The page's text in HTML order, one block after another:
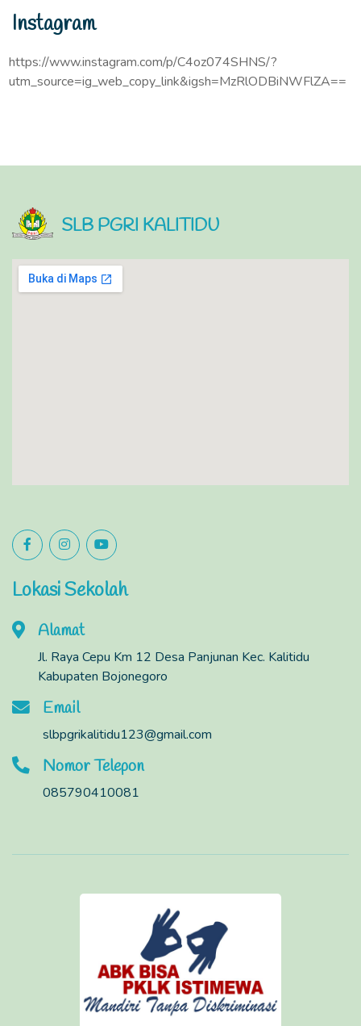
Instagram
https://www.instagram.com/p/C4oz074SHNS/?
utm_source=ig_web_copy_link&igsh=MzRlODBiNWFlZA==
SLB PGRI KALITIDU
Lokasi Sekolah
Alamat
Jl. Raya Cepu Km 12 Desa Panjunan Kec. Kalitidu
Kabupaten Bojonegoro
Email
slbpgrikalitidu123@gmail.com
Nomor Telepon
085790410081